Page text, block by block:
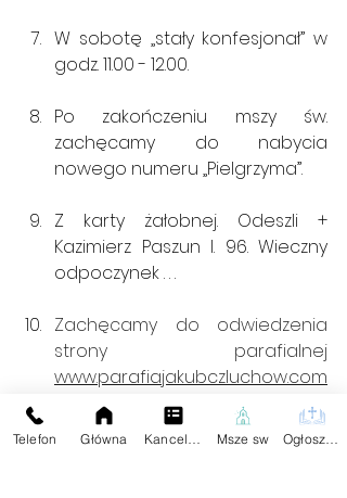
W sobotę „stały konfesjonał” w
godz. 11.00 - 12.00.
Po zakończeniu mszy św.
zachęcamy do nabycia
nowego numeru „Pielgrzyma”.
Z karty żałobnej. Odeszli +
Kazimierz Paszun l. 96. Wieczny
odpoczynek . . .
Zachęcamy do odwiedzenia
www.parafiajakubczluchow.com
oraz strony facebookowej.
Ogłoszenia
Telefon Główna Msze sw